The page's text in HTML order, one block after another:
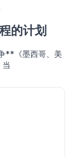
的计划
**《墨西哥、美